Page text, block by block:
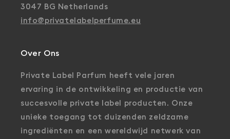
3047 BG Netherlands
info@privatelabelperfume.eu
Over Ons
Private Label Parfum heeft vele jaren
ervaring in de ontwikkeling en productie van
succesvolle private label producten. Onze
unieke toegang tot duizenden zeldzame
ingrediënten en een wereldwijd netwerk van